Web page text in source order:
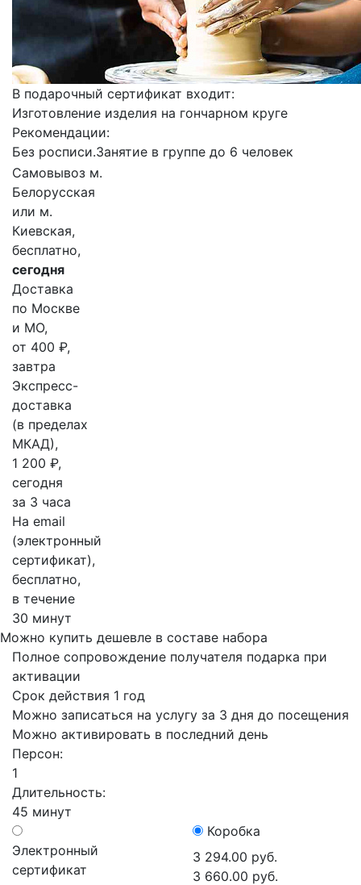
В подарочный сертификат входит:
Изготовление изделия на гончарном круге
Рекомендации:
Без росписи.Занятие в группе до 6 человек
Самовывоз м.
Белорусская
или м.
Киевская,
бесплатно,
сегодня
Доставка
по Москве
и МО,
от 400 ₽,
завтра
Экспресс-
доставка
(в пределах
МКАД),
1 200 ₽,
сегодня
за 3 часа
На email
(электронный
сертификат),
бесплатно,
в течение
30 минут
Можно купить дешевле в составе набора
Полное сопровождение получателя подарка при
активации
Срок действия 1 год
Можно записаться на услугу за 3 дня до посещения
Можно активировать в последний день
Персон:
1
Длительность:
45 минут
Электронный
сертификат
Коробка
3 294.00 руб.
3 660.00 руб.